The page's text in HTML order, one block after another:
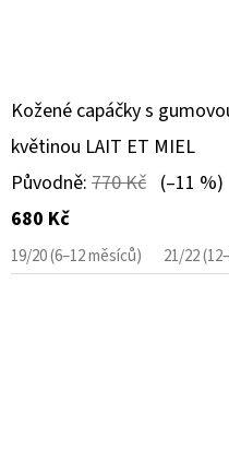
Kožené capáčky s
květinou LAIT ET MIEL
Původně: 770 Kč (–11 %)
680 Kč
19/20 (6–12 měsíců) 21/22